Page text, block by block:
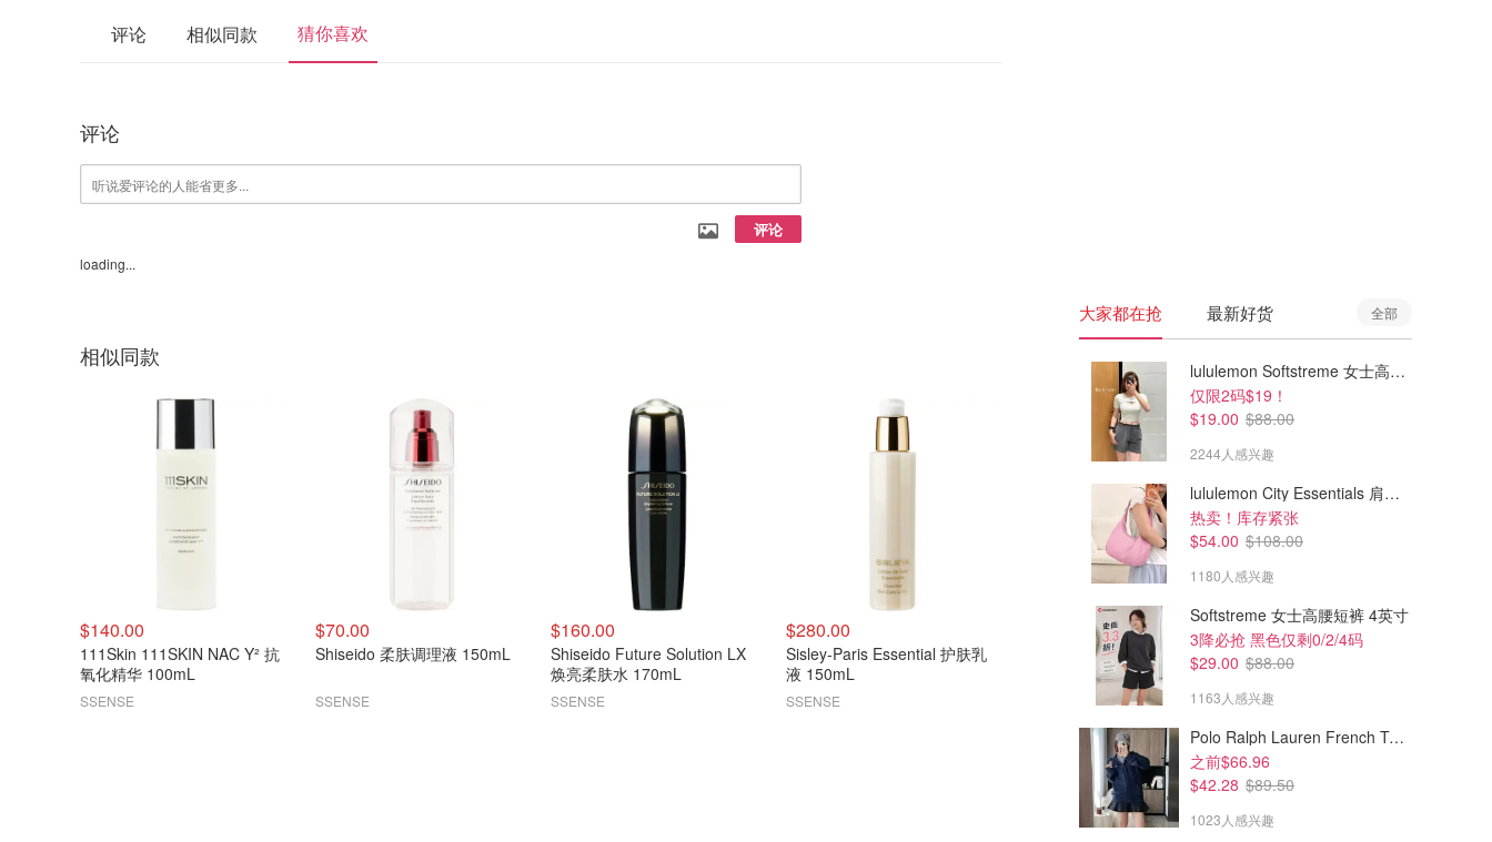
评论 相似同款 猜你喜欢
评论
评论
loading...
相似同款
$140.00
111Skin 111SKIN NAC Y² 抗
氧化精华 100mL
SSENSE
$70.00
Shiseido 柔肤调理液 150mL
SSENSE
$160.00
Shiseido Future Solution LX
焕亮柔肤水 170mL
SSENSE
$280.00
Sisley-Paris Essential 护肤乳
液 150mL
SSENSE
Sisley-Paris 花香喷雾 100ml
$165.00
Sisley-Paris 花香柔肤水 250ml
SSENSE
大家都在抢 最新好货 全部
lululemon Softstreme 女士高腰短裤 10cm
仅限2码$19！
$19.00 $88.00
2244人感兴趣
lululemon City Essentials 肩背包 4L
热卖！库存紧张
$54.00 $108.00
1180人感兴趣
Softstreme 女士高腰短裤 4英寸
3降必抢 黑色仅剩0/2/4码
$29.00 $88.00
1163人感兴趣
Polo Ralph Lauren French Terry 女童连帽卫衣 7-16码
之前$66.96
$42.28 $89.50
1023人感兴趣